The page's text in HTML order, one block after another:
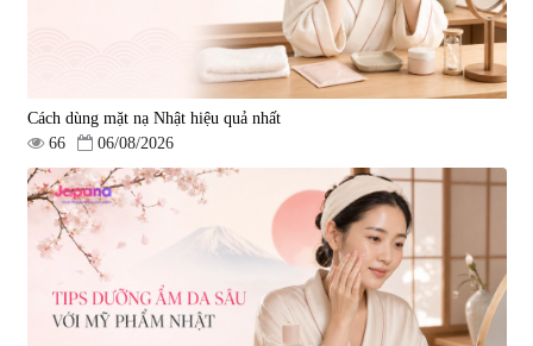
Cách dùng mặt nạ Nhật hiệu quả nhất
66
06/08/2026